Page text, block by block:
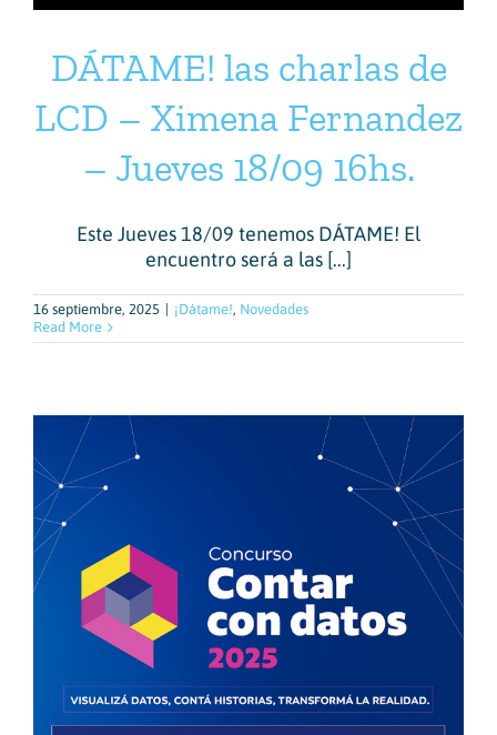
DÁTAME! las charlas de
LCD – Ximena Fernandez
– Jueves 18/09 16hs.
Este Jueves 18/09 tenemos DÁTAME! El
encuentro será a las [...]
16 septiembre, 2025 ¡Dátame!, Novedades
Read More